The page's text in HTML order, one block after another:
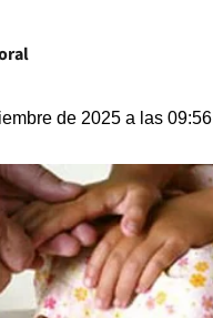
de 2025 a las 09:56